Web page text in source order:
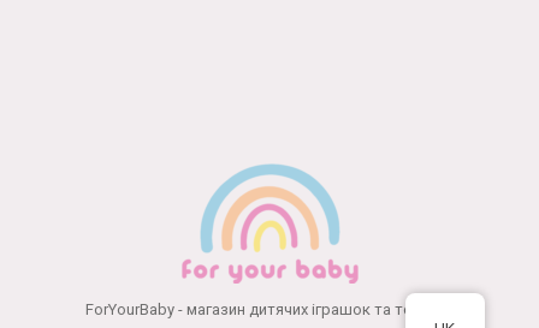
ForYourBaby - магазин дитячих іграшок та товарів